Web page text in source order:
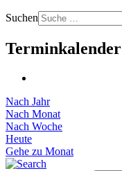
Suchen
Terminkalender
Nach Jahr
Nach Monat
Nach Woche
Heute
Gehe zu Monat